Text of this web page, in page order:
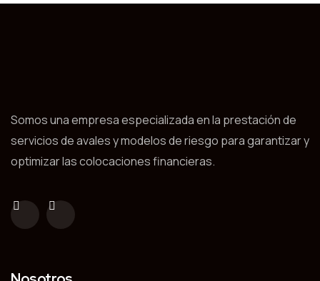
Somos una empresa especializada en la prestación de
servicios de avales y modelos de riesgo para garantizar y
optimizar las colocaciones financieras.